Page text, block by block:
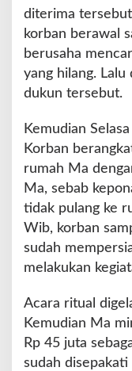
diterima
korban berawal
berusaha
yang hilang. Lalu
dukun tersebut.
Kemudian
Korban
rumah Ma
Ma, sebab
tidak pulang ke
Wib, korban
sudah
melakukan
Acara ritual
Kemudian Ma
Rp 45 juta
sudah disepakati